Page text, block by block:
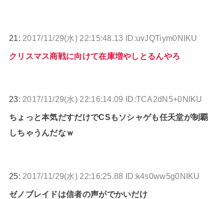
21: 2017/11/29(水) 22:15:48.13 ID:uvJQTiym0NIKU
クリスマス商戦に向けて在庫増やしとるんやろ
23: 2017/11/29(水) 22:16:14.09 ID:TCA2dN5+0NIKU
ちょっと本気だすだけでCSもソシャゲも任天堂が制覇
しちゃうんだなｗ
25: 2017/11/29(水) 22:16:25.88 ID:k4s0ww5g0NIKU
ゼノブレイドは信者の声がでかいだけ